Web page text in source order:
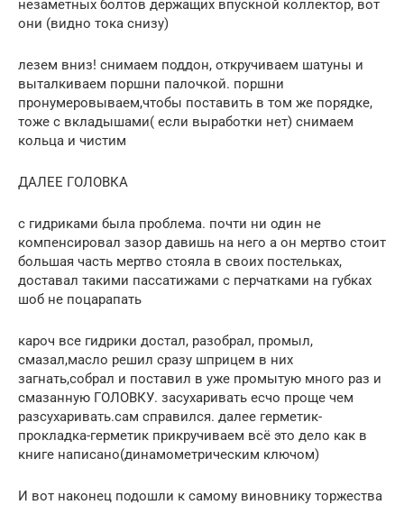
незаметных болтов держащих впускной коллектор, вот
они (видно тока снизу)
лезем вниз! снимаем поддон, откручиваем шатуны и
выталкиваем поршни палочкой. поршни
пронумеровываем,чтобы поставить в том же порядке,
тоже с вкладышами( если выработки нет) снимаем
кольца и чистим
ДАЛЕЕ ГОЛОВКА
с гидриками была проблема. почти ни один не
компенсировал зазор давишь на него а он мертво стоит
большая часть мертво стояла в своих постельках,
доставал такими пассатижами с перчатками на губках
шоб не поцарапать
кароч все гидрики достал, разобрал, промыл,
смазал,масло решил сразу шприцем в них
загнать,собрал и поставил в уже промытую много раз и
смазанную ГОЛОВКУ. засухаривать есчо проще чем
разсухаривать.сам справился. далее герметик-
прокладка-герметик прикручиваем всё это дело как в
книге написано(динамометрическим ключом)
И вот наконец подошли к самому виновнику торжества